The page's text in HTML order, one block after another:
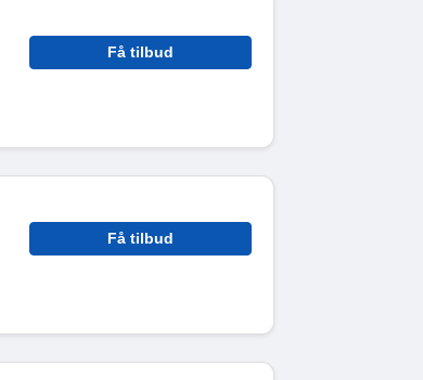
Få tilbud
Få tilbud